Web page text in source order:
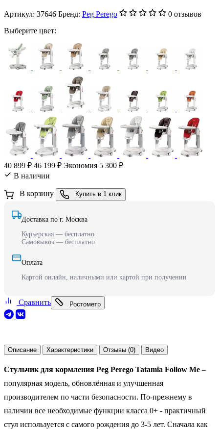
Артикул: 37646 Бренд: Peg Perego
0 отзывов
Выберите цвет:
40 899 ₽ 46 199 ₽ Экономия 5 300 ₽
В наличии
В корзину Купить в 1 клик
Доставка по г. Москва
Курьерская — бесплатно
Самовывоз — бесплатно
Оплата
Картой онлайн, наличными или картой при получении
Сравнить Ростометр
Описание Характеристики Отзывы (0) Видео
Стульчик для кормления Peg Perego Tatamia Follow Me –
популярная модель, обновлённая и улучшенная
производителем по части безопасности. По-прежнему в
наличии все необходимые функции класса 0+ - практичный
стул используется с самого рождения до 3-5 лет. Сначала как